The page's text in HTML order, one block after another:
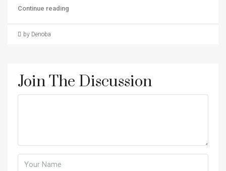
Continue reading
by Denoba
Join The Discussion